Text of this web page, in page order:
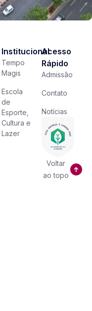
Institucional
Tempo
Magis
Escola
de
Esporte,
Cultura e
Lazer
Acesso
Rápido
Admissão
Contato
Notícias
Voltar
ao topo